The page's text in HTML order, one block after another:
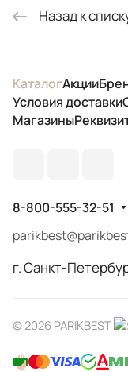
Назад к
КаталогАкции
Условия доставки
Магазины
8-800-555-32-51
г. Санкт-
© 2026 PARIKBEST